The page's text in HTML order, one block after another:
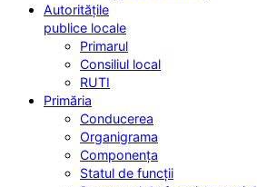
Autoritățile
publice locale
Primarul
Consiliul local
RUTI
Primăria
Conducerea
Organigrama
Componența
Statul de funcții